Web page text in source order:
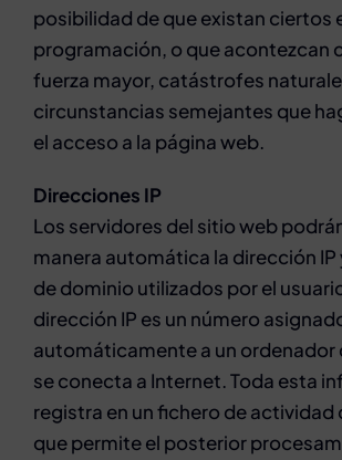
posibilidad de que existan ciertos
programación, o que acontezcan
fuerza mayor, catástrofes
circunstancias semejantes que
el acceso a la página web.
Direcciones IP
Los servidores del sitio web
manera automática la dirección IP
de dominio utilizados por el
dirección IP es un número
automáticamente a un ordenador
se conecta a Internet. Toda esta
registra en un fichero de actividad
que permite el posterior